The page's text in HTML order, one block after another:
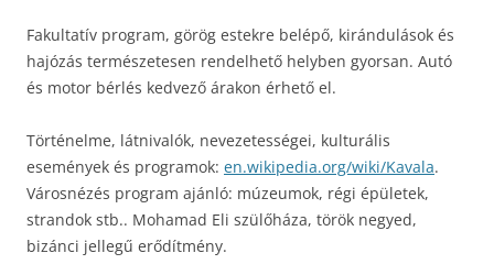
Fakultatív program, görög estekre belépő, kirándulások és
hajózás természetesen rendelhető helyben gyorsan. Autó
és motor bérlés kedvező árakon érhető el.
Történelme, látnivalók, nevezetességei, kulturális
események és programok: en.wikipedia.org/wiki/Kavala.
Városnézés program ajánló: múzeumok, régi épületek,
strandok stb.. Mohamad Eli szülőháza, török negyed,
bizánci jellegű erődítmény.